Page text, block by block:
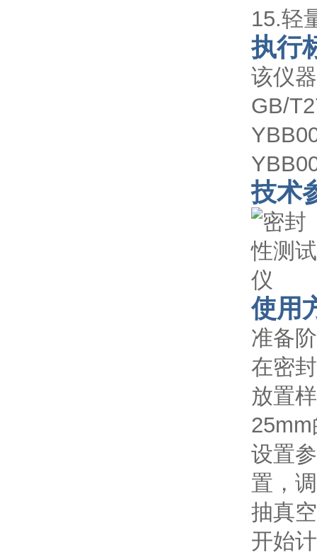
15.轻
执行
该仪
GB/
技术
使用
准备
在密
放置
设置
置，
抽真
开始